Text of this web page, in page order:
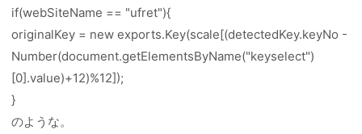
if(webSiteName == "ufret"){
originalKey = new exports.Key(scale[(detectedKey.keyNo -
Number(document.getElementsByName("keyselect")
[0].value)+12)%12]);
}
のような。